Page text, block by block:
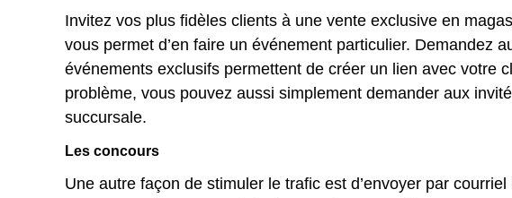
Invitez vos plus fidèles clients à une vente exclusive en
vous permet d’en faire un événement particulier. Demandez
événements exclusifs permettent de créer un lien avec votre
problème, vous pouvez aussi simplement demander aux
succursale.
Les concours
Une autre façon de stimuler le trafic est d’envoyer par